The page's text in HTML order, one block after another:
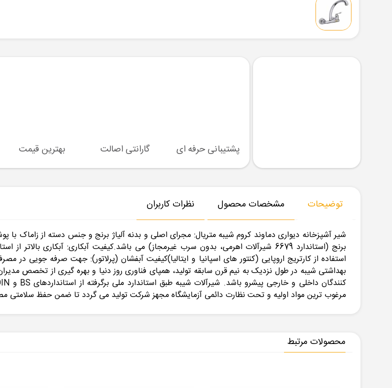
پشتیبانی حرفه ای گارانتی اصالت بهترین قیمت
توضیحات مشخصات محصول نظرات کاربران
شیر آشپزخانه دیواری دماوند کروم شیبه متریال: مجرای اصلی و بدنه آلیاژ برنج و جنس دسته از زاماک با
استفاده از کارتریج اروپایی (کنتور های اسپانیا و ایتالیا)کیفیت آبفشان (پرلاتور): جهت صرفه
بهداشتی شیبه در طول نزدیک به نیم قرن سابقه تولید، همپای فناوری روز دنیا و بهره گیری از تخصص
مرغوب ترین مواد اولیه و تحت نظارت دائمی آزمایشگاه مجهز شرکت تولید می گردد تا ضمن حفظ
محصولات مرتبط